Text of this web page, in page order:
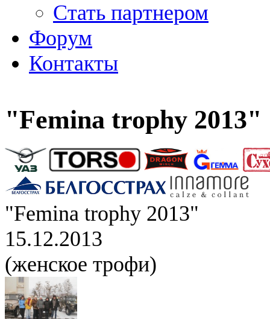
Стать партнером
Форум
Контакты
"Femina trophy 2013"
"Femina trophy 2013"
15.12.2013
(женское трофи)